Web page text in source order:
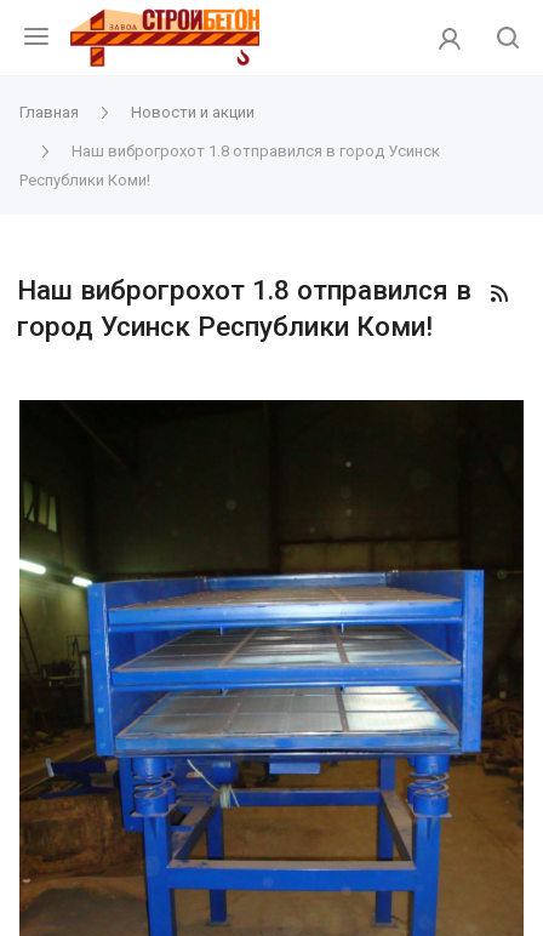
Главная Новости и акции
Наш виброгрохот 1.8 отправился в город Усинск
Республики Коми!
Наш виброгрохот 1.8 отправился в
город Усинск Республики Коми!